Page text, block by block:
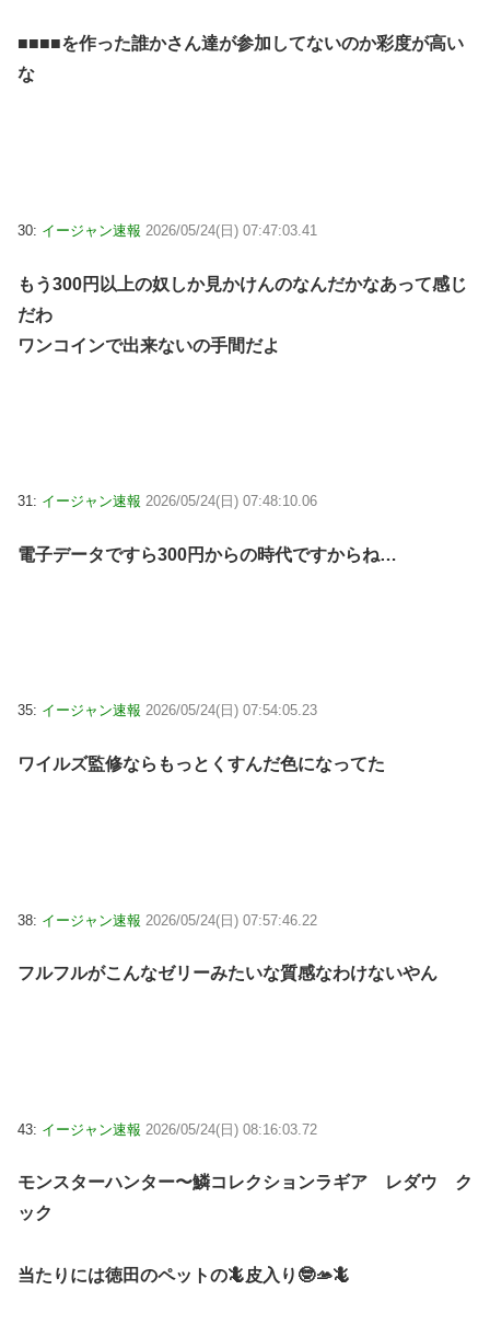
■■■■を作った誰かさん達が参加してないのか彩度が高い
な
30: イージャン速報 2026/05/24(日) 07:47:03.41
もう300円以上の奴しか見かけんのなんだかなあって感じ
だわ
ワンコインで出来ないの手間だよ
31: イージャン速報 2026/05/24(日) 07:48:10.06
電子データですら300円からの時代ですからね…
35: イージャン速報 2026/05/24(日) 07:54:05.23
ワイルズ監修ならもっとくすんだ色になってた
38: イージャン速報 2026/05/24(日) 07:57:46.22
フルフルがこんなゼリーみたいな質感なわけないやん
43: イージャン速報 2026/05/24(日) 08:16:03.72
モンスターハンター〜鱗コレクションラギア レダウ ク
ック
当たりには徳田のペットの🦎皮入り🤓🫴🦎